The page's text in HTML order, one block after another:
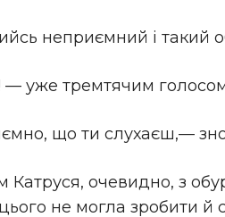
неприємний і такий
уже тремтячим
що ти слухаєш,—
Катруся, очевидно, з
не могла зробити й